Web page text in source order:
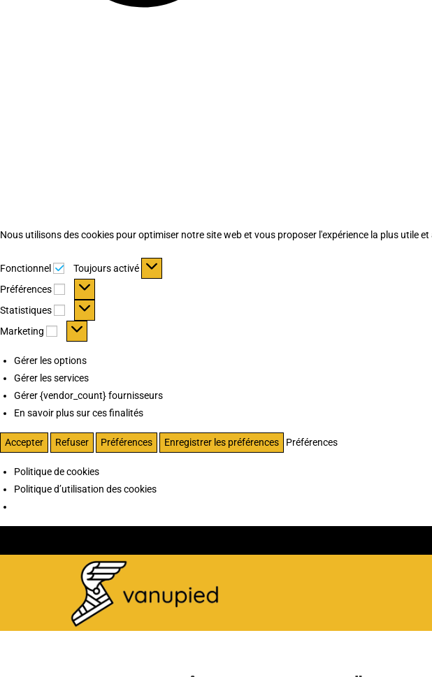
Nous utilisons des cookies pour optimiser notre site web et vous proposer l'expérience la plus utile
Fonctionnel Fonctionnel
Toujours activé
Préférences
Préférences
Statistiques Statistiques
Marketing Marketing
Gérer les options
Gérer les services
Gérer {vendor_count} fournisseurs
En savoir plus sur ces finalités
Accepter Refuser Préférences Enregistrer les préférences Préférences
Politique de cookies
Politique d’utilisation des cookies